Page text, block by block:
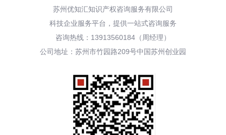
苏州优知汇知识产权咨询服务有限公司
科技企业服务平台，提供一站式咨询服务
咨询热线：13913560184（周经理）
公司地址：苏州市竹园路209号中国苏州创业园